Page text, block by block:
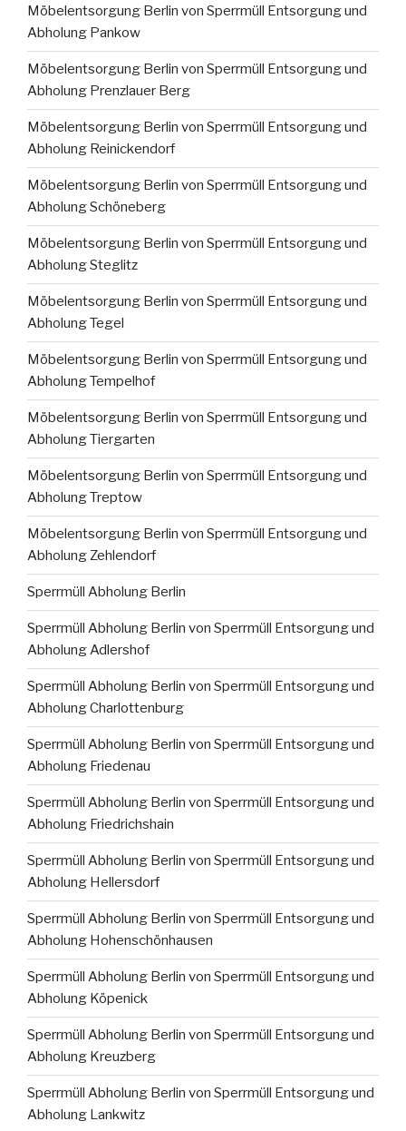
Möbelentsorgung Berlin von Sperrmüll Entsorgung und
Abholung Pankow
Möbelentsorgung Berlin von Sperrmüll Entsorgung und
Abholung Prenzlauer Berg
Möbelentsorgung Berlin von Sperrmüll Entsorgung und
Abholung Reinickendorf
Möbelentsorgung Berlin von Sperrmüll Entsorgung und
Abholung Schöneberg
Möbelentsorgung Berlin von Sperrmüll Entsorgung und
Abholung Steglitz
Möbelentsorgung Berlin von Sperrmüll Entsorgung und
Abholung Tegel
Möbelentsorgung Berlin von Sperrmüll Entsorgung und
Abholung Tempelhof
Möbelentsorgung Berlin von Sperrmüll Entsorgung und
Abholung Tiergarten
Möbelentsorgung Berlin von Sperrmüll Entsorgung und
Abholung Treptow
Möbelentsorgung Berlin von Sperrmüll Entsorgung und
Abholung Zehlendorf
Sperrmüll Abholung Berlin
Sperrmüll Abholung Berlin von Sperrmüll Entsorgung und
Abholung Adlershof
Sperrmüll Abholung Berlin von Sperrmüll Entsorgung und
Abholung Charlottenburg
Sperrmüll Abholung Berlin von Sperrmüll Entsorgung und
Abholung Friedenau
Sperrmüll Abholung Berlin von Sperrmüll Entsorgung und
Abholung Friedrichshain
Sperrmüll Abholung Berlin von Sperrmüll Entsorgung und
Abholung Hellersdorf
Sperrmüll Abholung Berlin von Sperrmüll Entsorgung und
Abholung Hohenschönhausen
Sperrmüll Abholung Berlin von Sperrmüll Entsorgung und
Abholung Köpenick
Sperrmüll Abholung Berlin von Sperrmüll Entsorgung und
Abholung Kreuzberg
Sperrmüll Abholung Berlin von Sperrmüll Entsorgung und
Abholung Lankwitz